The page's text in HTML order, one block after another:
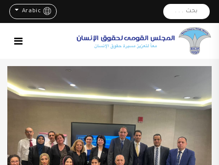
بحث . . . Arabic